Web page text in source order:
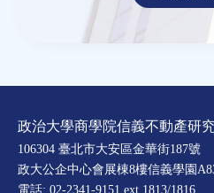
政治大學商學院信義不動產研
106304 臺北市大安區金華街187號
政大公企中心會展棟8樓信義學園
電話: 02-2341-9151 ext.1813/1816